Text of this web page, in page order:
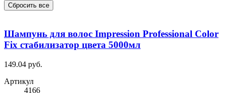
Сбросить все
Шампунь для волос Impression Professional Color
Fix стабилизатор цвета 5000мл
149.04 руб.
Артикул
4166